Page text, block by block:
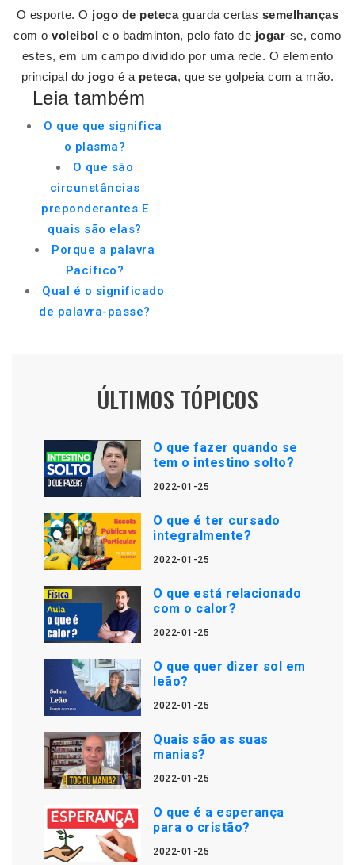
O esporte. O jogo de petecaguarda certas semelhanças
com ovoleibol e o badminton, pelo fato de jogar-se, como
estes, em um campo dividido por uma rede. O elemento
principal do jogo é a peteca, que se golpeia com a mão.
Leia também
O que que significa
o plasma?
O que são
circunstâncias
preponderantes E
quais são elas?
Porque a palavra
Pacífico?
Qual é o significado
de palavra-passe?
ÚLTIMOS TÓPICOS
O que fazer quando se
tem o intestino solto?
2022-01-25
O que é ter cursado
integralmente?
2022-01-25
O que está relacionado
com o calor?
2022-01-25
O que quer dizer sol em
leão?
2022-01-25
Quais são as suas
manias?
2022-01-25
O que é a esperança
para o cristão?
2022-01-25